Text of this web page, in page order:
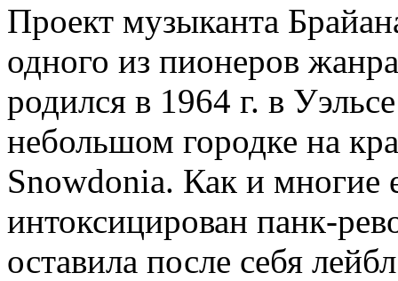
Проект музыканта
одного из пионеров
родился в 1964 г. в
небольшом городке на
Snowdonia. Как и многие
интоксицирован панк-
оставила после себя